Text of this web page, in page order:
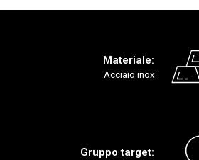
Materiale:
Acciaio inox
Gruppo target: